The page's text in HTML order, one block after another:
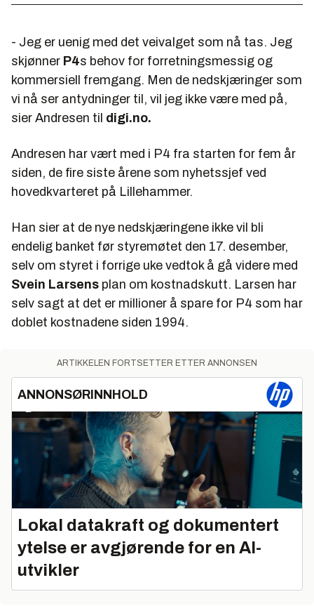
- Jeg er uenig med det veivalget som nå tas. Jeg
skjønner P4s behov for forretningsmessig og
kommersiell fremgang. Men de nedskjæringer som
vi nå ser antydninger til, vil jeg ikke være med på,
sier Andresen til digi.no.
Andresen har vært med i P4 fra starten for fem år
siden, de fire siste årene som nyhetssjef ved
hovedkvarteret på Lillehammer.
Han sier at de nye nedskjæringene ikke vil bli
endelig banket før styremøtet den 17. desember,
selv om styret i forrige uke vedtok å gå videre med
Svein Larsens plan om kostnadskutt. Larsen har
selv sagt at det er millioner å spare for P4 som har
doblet kostnadene siden 1994.
ARTIKKELEN FORTSETTER ETTER ANNONSEN
ANNONSØRINNHOLD
Lokal datakraft og dokumentert
ytelse er avgjørende for en AI-
utvikler